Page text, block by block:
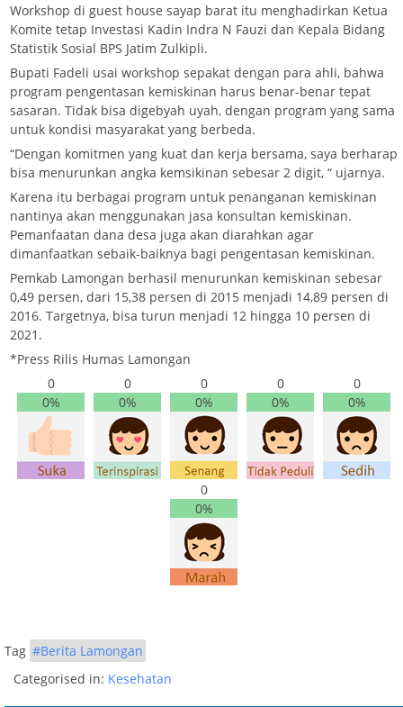
Workshop di guest house sayap barat itu menghadirkan Ketua
Komite tetap Investasi Kadin Indra N Fauzi dan Kepala Bidang
Statistik Sosial BPS Jatim Zulkipli.
Bupati Fadeli usai workshop sepakat dengan para ahli, bahwa
program pengentasan kemiskinan harus benar-benar tepat
sasaran. Tidak bisa digebyah uyah, dengan program yang sama
untuk kondisi masyarakat yang berbeda.
“Dengan komitmen yang kuat dan kerja bersama, saya berharap
bisa menurunkan angka kemsikinan sebesar 2 digit, “ ujarnya.
Karena itu berbagai program untuk penanganan kemiskinan
nantinya akan menggunakan jasa konsultan kemiskinan.
Pemanfaatan dana desa juga akan diarahkan agar
dimanfaatkan sebaik-baiknya bagi pengentasan kemiskinan.
Pemkab Lamongan berhasil menurunkan kemiskinan sebesar
0,49 persen, dari 15,38 persen di 2015 menjadi 14,89 persen di
2016. Targetnya, bisa turun menjadi 12 hingga 10 persen di
2021.
*Press Rilis Humas Lamongan
0
0%
0
0%
0
0%
0
0%
0
0%
0
0%
Tag #Berita Lamongan
Categorised in: Kesehatan